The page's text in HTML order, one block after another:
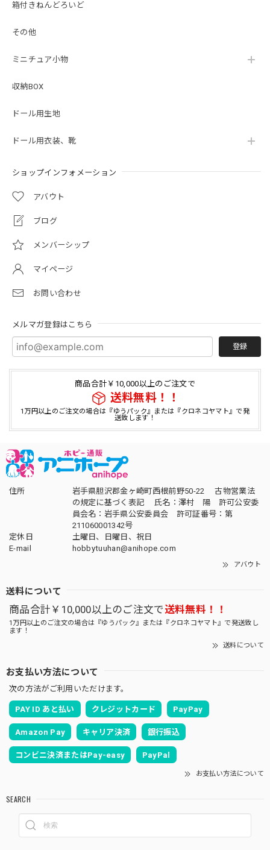
箱付きねんどろいど
その他
ミニチュア小物
収納BOX
ドール用生地
ドール用衣装、靴
ショップインフォメーション
アバウト
ブログ
メンバーシップ
マイページ
お問い合わせ
メルマガ登録はこちら
登録
商品合計￥10,000以上のご注文で
送料無料！！
1万円以上のご注文の場合は『ゆうパック』または『クロネコヤマト』で発
送致します！
住所
岩手県胆沢郡金ヶ崎町西根前野50-22 古物営業法
の規定に基づく表記 氏名：澤村 陽 許可公安委
員会名：岩手県公安委員会 許可証番号：第
211060001342号
定休日
土曜日、日曜日、祝日
E-mail
hobbytuuhan@anihope.com
アバウト
送料について
商品合計￥10,000以上のご注文で送料無料！！
1万円以上のご注文の場合は『ゆうパック』または『クロネコヤマト』で発送致し
ます！
送料について
お支払い方法について
次の方法がご利用いただけます。
PAY ID あと払い クレジットカード PayPay
Amazon Pay キャリア決済 銀行振込
コンビニ決済またはPay-easy PayPal
お支払い方法について
SEARCH